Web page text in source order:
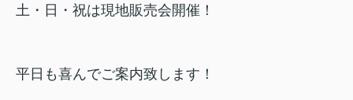
土・日・祝は現地販売会開催！
平日も喜んでご案内致します！